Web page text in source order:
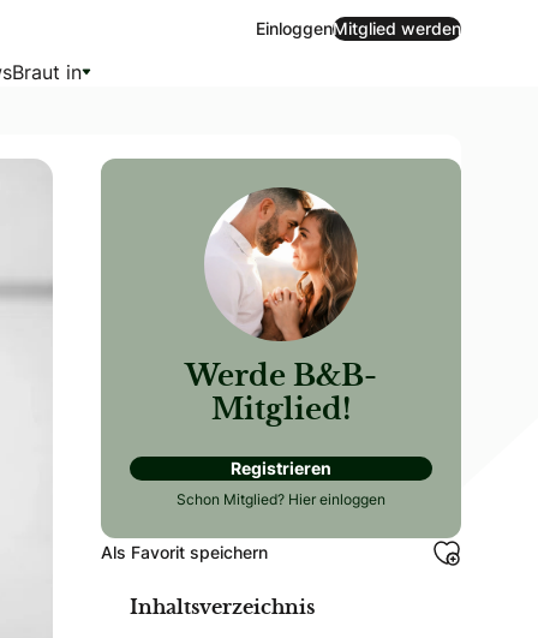
EinloggenMitglied werden
Braut in
bzw. Centstücken bezahlen soll? Und überhaupt:
Werde B&B-
Mitglied!
Registrieren
Schon Mitglied? Hier einloggen
Als Favorit speichern
Inhaltsverzeichnis